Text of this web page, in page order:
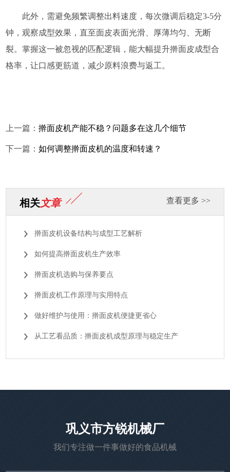
此外，需避免频繁调整出料速度，每次微调后稳定3-5分
钟，观察成型效果，直至面皮表面光滑、厚薄均匀、无断
裂。掌握这一被忽视的匹配逻辑，能大幅提升擀面皮成型合
格率，让口感更筋道，减少原料浪费与返工。
上一篇：擀面皮机产能不稳？问题多在这几个细节
下一篇：如何调整擀面皮机的温度和转速？
相关文章 查看更多 >>
擀面皮机设备结构与成型工艺解析
如何提高擀面皮机生产效率
擀面皮机选购与保养要点
擀面皮机工作原理与实用特点
做好维护与使用：擀面皮机便捷更省心
从工艺看品质：擀面皮机成型原理与稳定生产
巩义市方锐机械厂
我们专注做一件事做好的食品机械